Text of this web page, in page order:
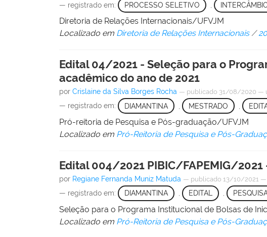
— registrado em: PROCESSO SELETIVO
Diretoria de Relações Internacionais/UFVJM
Localizado em Diretoria de Relações Internacionais /
Edital 04/2021 - Seleção para o
acadêmico do ano de 2021
porCrislaine da Silva Borges Rocha — publicado 31/08/2020 —
— registrado em: DIAMANTINA MESTRADO
Pró-reitoria de Pesquisa e Pós-graduação/UFVJM
Localizado em Pró-Reitoria de Pesquisa e Pós-
Edital 004/2021 PIBIC/FAPEMIG/2021
por Regiane Fernanda Muniz Matuda — publicado 13/10/2021 —
— registrado em: DIAMANTINA , EDITAL ,
Seleção para o Programa Institucional de Bolsas de
Localizado em Pró-Reitoria de Pesquisa e Pós-